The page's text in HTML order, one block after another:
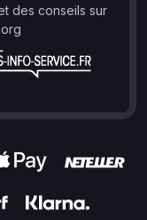
des conseils sur